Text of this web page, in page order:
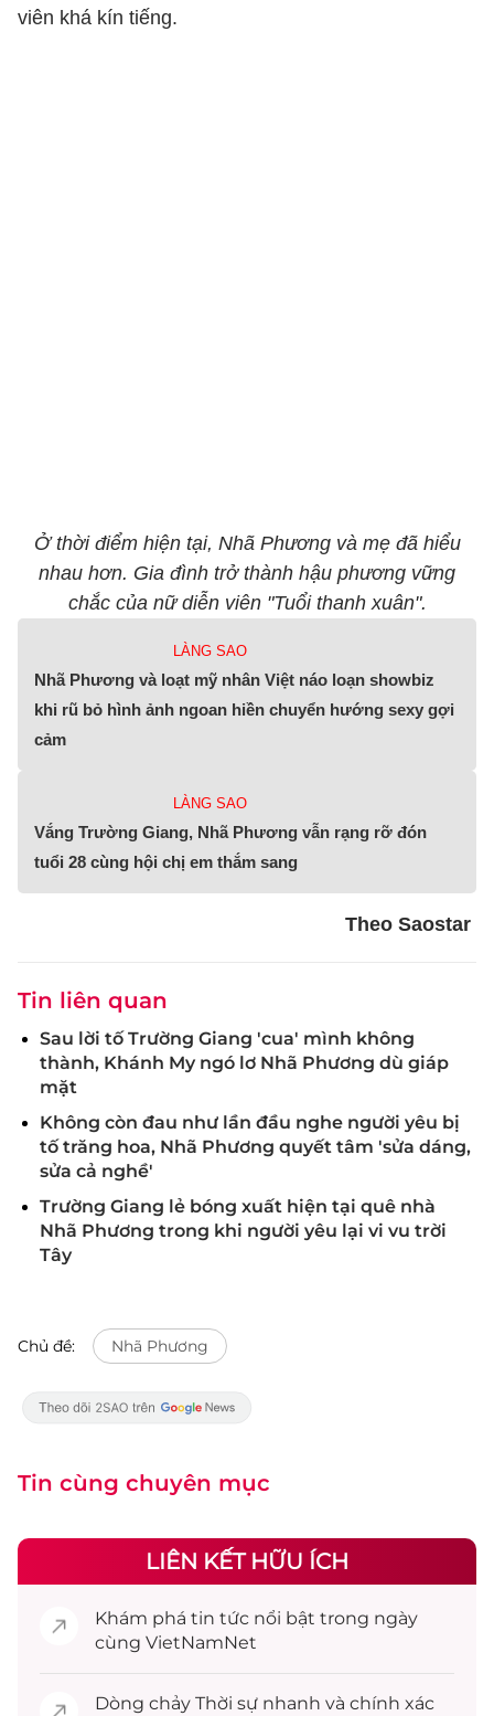
viên khá kín tiếng.
Ở thời điểm hiện tại, Nhã Phương và mẹ đã hiểu
nhau hơn. Gia đình trở thành hậu phương vững
chắc của nữ diễn viên "Tuổi thanh xuân".
LÀNG SAO
Nhã Phương và loạt mỹ nhân Việt náo loạn showbiz
khi rũ bỏ hình ảnh ngoan hiền chuyển hướng sexy gợi
cảm
LÀNG SAO
Vắng Trường Giang, Nhã Phương vẫn rạng rỡ đón
tuổi 28 cùng hội chị em thắm sang
Theo Saostar
Tin liên quan
Sau lời tố Trường Giang 'cua' mình không
thành, Khánh My ngó lơ Nhã Phương dù giáp
mặt
Không còn đau như lần đầu nghe người yêu bị
tố trăng hoa, Nhã Phương quyết tâm 'sửa dáng,
sửa cả nghề'
Trường Giang lẻ bóng xuất hiện tại quê nhà
Nhã Phương trong khi người yêu lại vi vu trời
Tây
Chủ đề: Nhã Phương
Tin cùng chuyên mục
LIÊN KẾT HỮU ÍCH
Khám phá tin tức nổi bật trong ngày
cùng VietNamNet
Dòng chảy Thời sự nhanh và chính xác